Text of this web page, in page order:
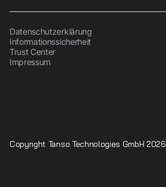
Datenschutzerklärung
Informationssicherheit
Trust Center
Impressum
Copyright Tanso Technologies GmbH 2026